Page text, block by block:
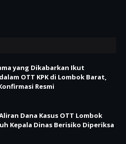
yang Dikabarkan Ikut
OTT KPK di Lombok Barat,
Resmi
Dana Kasus OTT Lombok
Kepala Dinas Berisiko Diperiksa